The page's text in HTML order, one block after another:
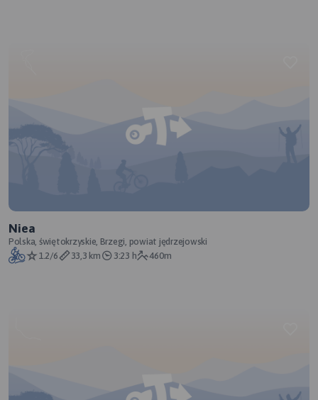
Niea
Polska, świętokrzyskie, Brzegi, powiat jędrzejowski
1.2/6
33,3 km 3:23 h 460m